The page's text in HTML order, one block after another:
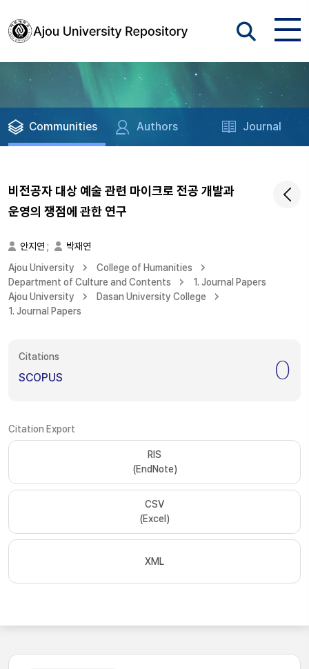
Communities Authors Journal
비전공자 대상 예술 관련 마이크로 전공 개발과
운영의 쟁점에 관한 연구
안지연 ;
박재연
Ajou University
College of Humanities
Department of Culture and Contents
1. Journal Papers
Ajou University
Dasan University College
1. Journal Papers
Citations
SCOPUS 0
Citation Export
RIS
(EndNote)
CSV
(Excel)
XML